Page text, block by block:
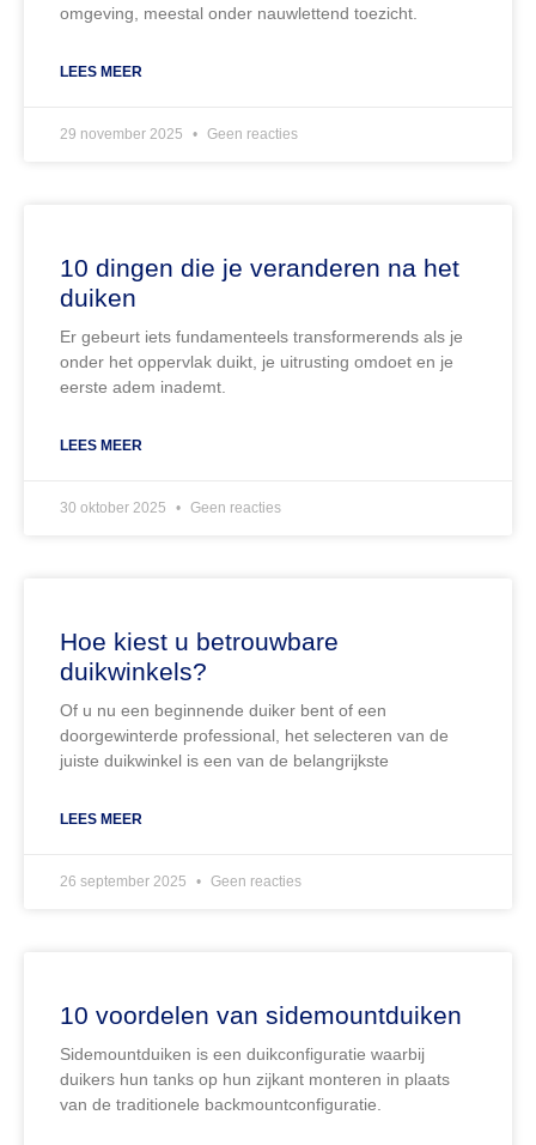
omgeving, meestal onder nauwlettend toezicht.
LEES MEER
29 november 2025 Geen reacties
10 dingen die je veranderen na het
duiken
Er gebeurt iets fundamenteels transformerends als je
onder het oppervlak duikt, je uitrusting omdoet en je
eerste adem inademt.
LEES MEER
30 oktober 2025 Geen reacties
Hoe kiest u betrouwbare
duikwinkels?
Of u nu een beginnende duiker bent of een
doorgewinterde professional, het selecteren van de
juiste duikwinkel is een van de belangrijkste
LEES MEER
26 september 2025 Geen reacties
10 voordelen van sidemountduiken
Sidemountduiken is een duikconfiguratie waarbij
duikers hun tanks op hun zijkant monteren in plaats
van de traditionele backmountconfiguratie.